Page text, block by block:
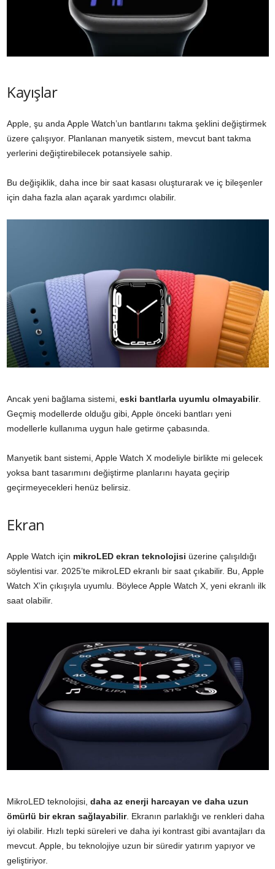
Kayışlar
Apple, şu anda Apple Watch’un bantlarını takma şeklini değiştirmek
üzere çalışıyor. Planlanan manyetik sistem, mevcut bant takma
yerlerini değiştirebilecek potansiyele sahip.
Bu değişiklik, daha ince bir saat kasası oluşturarak ve iç bileşenler
için daha fazla alan açarak yardımcı olabilir.
Ancak yeni bağlama sistemi, eski bantlarla uyumlu olmayabilir.
Geçmiş modellerde olduğu gibi, Apple önceki bantları yeni
modellerle kullanıma uygun hale getirme çabasında.
Manyetik bant sistemi, Apple Watch X modeliyle birlikte mi gelecek
yoksa bant tasarımını değiştirme planlarını hayata geçirip
geçirmeyecekleri henüz belirsiz.
Ekran
Apple Watch için mikroLED ekran teknolojisi üzerine çalışıldığı
söylentisi var. 2025’te mikroLED ekranlı bir saat çıkabilir. Bu, Apple
Watch X’in çıkışıyla uyumlu. Böylece Apple Watch X, yeni ekranlı ilk
saat olabilir.
MikroLED teknolojisi, daha az enerji harcayan ve daha uzun
ömürlü bir ekran sağlayabilir. Ekranın parlaklığı ve renkleri daha
iyi olabilir. Hızlı tepki süreleri ve daha iyi kontrast gibi avantajları da
mevcut. Apple, bu teknolojiye uzun bir süredir yatırım yapıyor ve
geliştiriyor.